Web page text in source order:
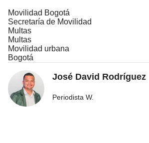
Movilidad Bogotá
Secretaría de Movilidad
Multas
Multas
Movilidad urbana
Bogotá
José David Rodríguez
Periodista W.